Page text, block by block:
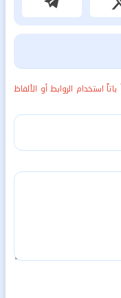
استخدام الروابط أو الألفاظ